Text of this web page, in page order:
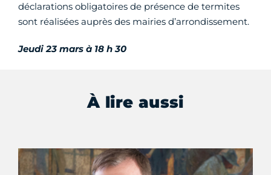
déclarations obligatoires de présence de termites
sont réalisées auprès des mairies d’arrondissement.
Jeudi 23 mars à 18 h 30
À lire aussi